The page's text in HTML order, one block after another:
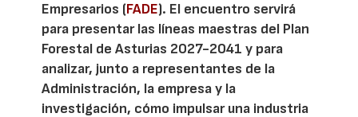
Empresarios (FADE). El encuentro servirá
para presentar las líneas maestras del Plan
Forestal de Asturias 2027-2041 y para
analizar, junto a representantes de la
Administración, la empresa y la
investigación, cómo impulsar una industria